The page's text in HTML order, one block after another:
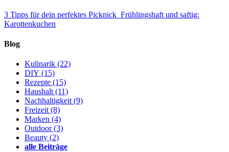
3 Tipps für dein perfektes Picknick Frühlingshaft und saftig:
Karottenkuchen
Blog
Kulinarik (22)
DIY (15)
Rezepte (15)
Haushalt(11)
Nachhaltigkeit(9)
Freizeit(8)
Marken (4)
Outdoor(3)
Beauty (2)
alle Beiträge